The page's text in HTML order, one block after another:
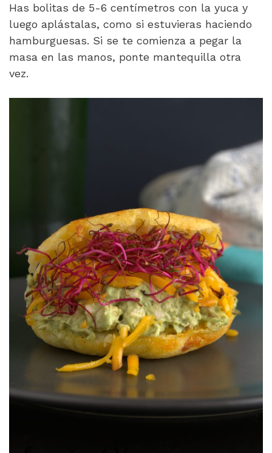
Has bolitas de 5-6 centímetros con la yuca y
luego aplástalas, como si estuvieras haciendo
hamburguesas. Si se te comienza a pegar la
masa en las manos, ponte mantequilla otra
vez.